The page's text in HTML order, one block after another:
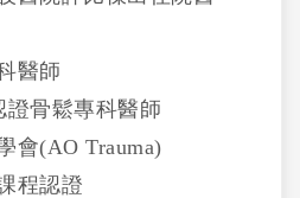
醫師
證骨鬆專科醫師
會(AO Trauma)
程認證